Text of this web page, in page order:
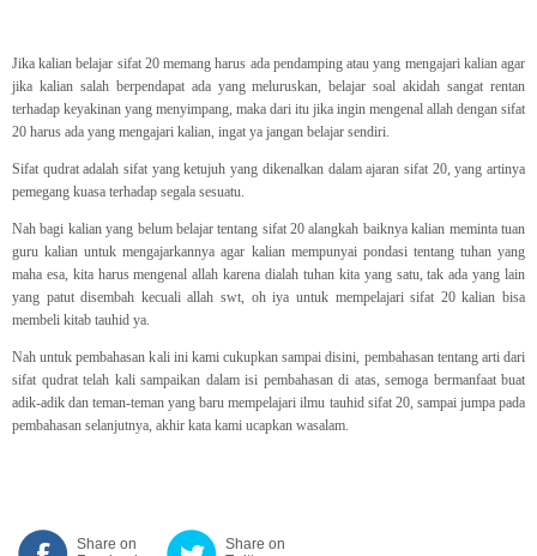
Jika kalian belajar sifat 20 memang harus ada pendamping atau yang mengajari kalian agar
jika kalian salah berpendapat ada yang meluruskan, belajar soal akidah sangat rentan
terhadap keyakinan yang menyimpang, maka dari itu jika ingin mengenal allah dengan sifat
20 harus ada yang mengajari kalian, ingat ya jangan belajar sendiri.
Sifat qudrat adalah sifat yang ketujuh yang dikenalkan dalam ajaran sifat 20, yang artinya
pemegang kuasa terhadap segala sesuatu.
Nah bagi kalian yang belum belajar tentang sifat 20 alangkah baiknya kalian meminta tuan
guru kalian untuk mengajarkannya agar kalian mempunyai pondasi tentang tuhan yang
maha esa, kita harus mengenal allah karena dialah tuhan kita yang satu, tak ada yang lain
yang patut disembah kecuali allah swt, oh iya untuk mempelajari sifat 20 kalian bisa
membeli kitab tauhid ya.
Nah untuk pembahasan kali ini kami cukupkan sampai disini, pembahasan tentang arti dari
sifat qudrat telah kali sampaikan dalam isi pembahasan di atas, semoga bermanfaat buat
adik-adik dan teman-teman yang baru mempelajari ilmu tauhid sifat 20, sampai jumpa pada
pembahasan selanjutnya, akhir kata kami ucapkan wasalam.
Share on
Share on